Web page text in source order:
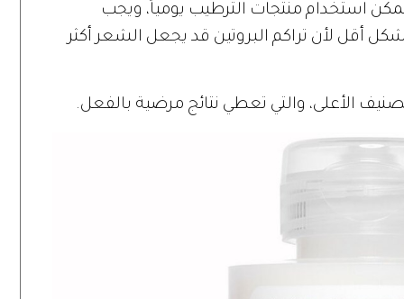
يمكن استخدام منتجات الترطيب يومياً، ويجب
أقل لأن تراكم البروتين قد يجعل الشعر أكثر
الأعلى، والتي تعطي نتائج مرضية بالفعل.